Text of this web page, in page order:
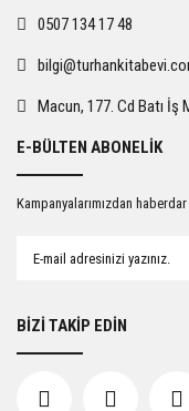
Ürün fiyatı diğer
0507 134 17 48
Macun, 177. Cd Batı
E-BÜLTEN ABONELİK
Kampanyalarımızdan
BİZİ TAKİP EDİN